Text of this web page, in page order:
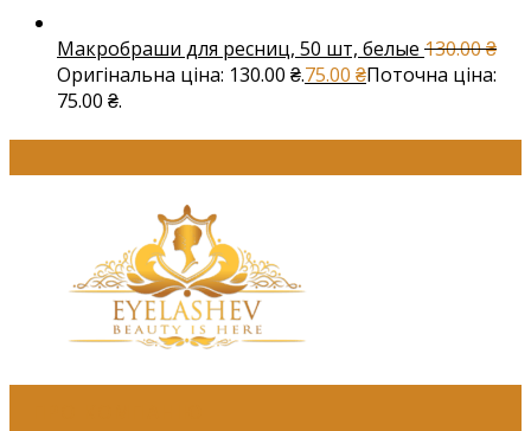
Макробраши для ресниц, 50 шт, белые 130.00₴
Оригінальна ціна: 130.00 ₴.75.00 ₴Поточна ціна:
75.00 ₴.